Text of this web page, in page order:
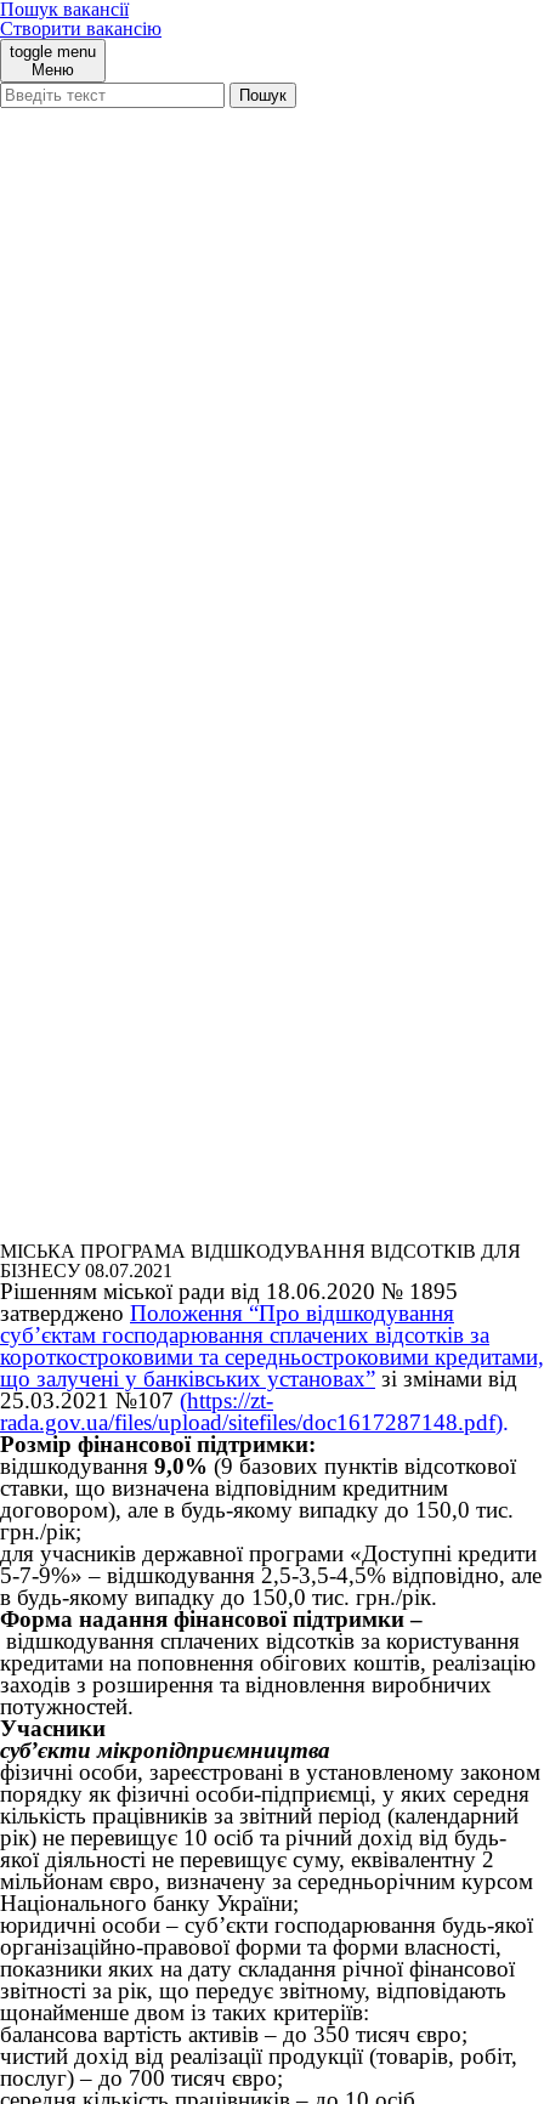
Пошук вакансії
Створити вакансію
toggle menu
Меню
МІСЬКА ПРОГРАМА ВІДШКОДУВАННЯ ВІДСОТКІВ ДЛЯ
БІЗНЕСУ08.07.2021
Рішенням міської ради від 18.06.2020 № 1895
затверджено Положення “Про відшкодування
суб’єктам господарювання сплачених відсотків за
короткостроковими та середньостроковими кредитами,
що залучені у банківських установах” зі змінами від
25.03.2021 №107 (https://zt-
rada.gov.ua/files/upload/sitefiles/doc1617287148.pdf).
Розмір фінансової підтримки:
відшкодування 9,0% (9 базових пунктів відсоткової
ставки, що визначена відповідним кредитним
договором), але в будь-якому випадку до 150,0 тис.
грн./рік;
для учасників державної програми «Доступні кредити
5-7-9%» – відшкодування 2,5-3,5-4,5% відповідно, але
в будь-якому випадку до 150,0 тис. грн./рік.
Форма надання фінансової підтримки –
відшкодування сплачених відсотків за користування
кредитами на поповнення обігових коштів, реалізацію
заходів з розширення та відновлення виробничих
потужностей.
Учасники
суб’єкти мікропідприємництва
фізичні особи, зареєстровані в установленому законом
порядку як фізичні особи-підприємці, у яких середня
кількість працівників за звітний період (календарний
рік) не перевищує 10 осіб та річний дохід від будь-
якої діяльності не перевищує суму, еквівалентну 2
мільйонам євро, визначену за середньорічним курсом
Національного банку України;
юридичні особи – суб’єкти господарювання будь-якої
організаційно-правової форми та форми власності,
показники яких на дату складання річної фінансової
звітності за рік, що передує звітному, відповідають
щонайменше двом із таких критеріїв:
балансова вартість активів – до 350 тисяч євро;
чистий дохід від реалізації продукції (товарів, робіт,
послуг) – до 700 тисяч євро;